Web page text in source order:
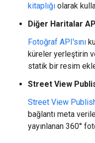
kitaplığı olarak
Diğer Haritalar
Fotoğraf API'sını
küreler yerleştirin
statik bir resim
Street View
Street View
bağlantı meta
yayınlanan 360°